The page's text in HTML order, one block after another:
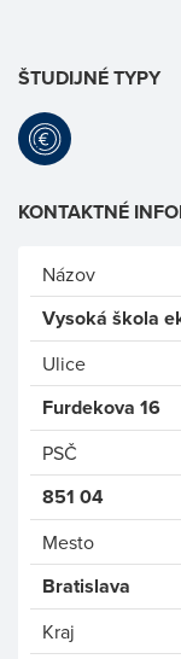
ŠTUDIJNÉ TYPY
KONTAKTNÉ
Názov
Vysoká škola
Ulice
Furdekova 16
PSČ
851 04
Mesto
Bratislava
Kraj